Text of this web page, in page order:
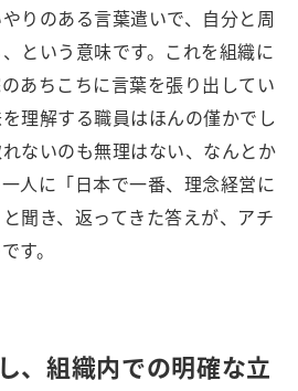
りのある言葉遣いで、自分と周
という意味です。これを組織に
あちこちに言葉を張り出してい
理解する職員はほんの僅かでし
ないのも無理はない、なんとか
人に「日本で一番、理念経営に
聞き、返ってきた答えが、アチ
す。
、組織内での明確な立